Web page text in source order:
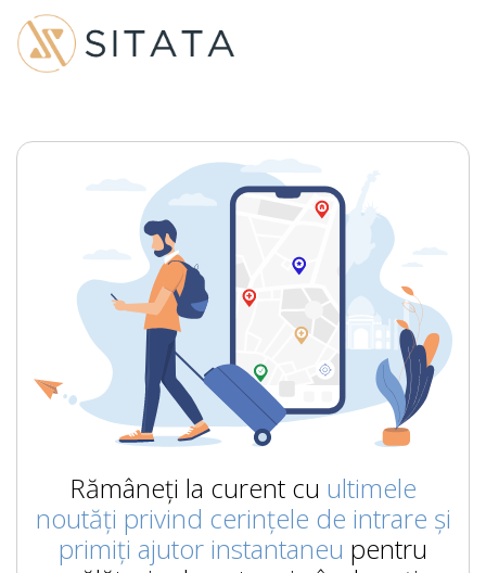
Rămâneți la curent cu ultimele
noutăți privind cerințele de intrare și
primiți ajutor instantaneu pentru